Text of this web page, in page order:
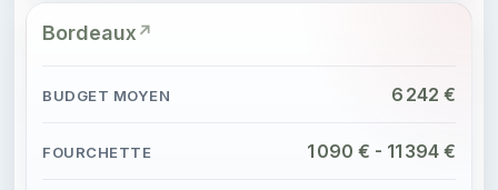
Bordeaux
6 242 €
1 090 € - 11 394 €